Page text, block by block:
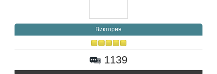
Виктория
1139